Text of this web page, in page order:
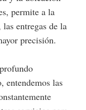
permite a la
entregas de la
precisión.
entendemos las